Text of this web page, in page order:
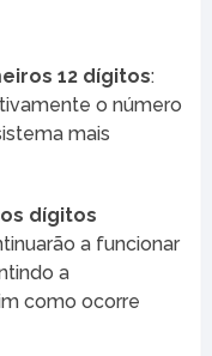
12 dígitos:
o número
mais
dígitos
a funcionar
a
como ocorre